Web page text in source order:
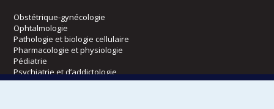
Obstétrique-gynécologie
Ophtalmologie
Pathologie et biologie cellulaire
Pharmacologie et physiologie
Pédiatrie
Psychiatrie et d’addictologie
Radiologie, radio-oncologie et médecine nucléaire